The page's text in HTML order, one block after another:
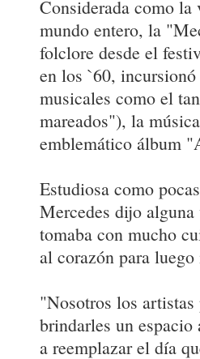
Considerada como
mundo entero, la
folclore desde el
en los `60,
musicales como el
mareados"), la
emblemático álbum
Estudiosa como
Mercedes dijo
tomaba con mucho
al corazón para
"Nosotros los
brindarles un espacio
a reemplazar el día